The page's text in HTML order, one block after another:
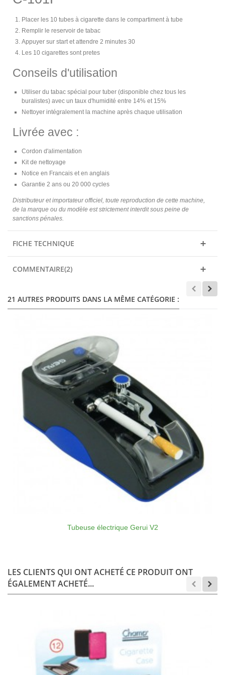
Placer les 10 tubes à cigarette dans le compartiment à tube
Remplir le reservoir de tabac
Appuyer sur start et attendre 2 minutes 30
Les 10 cigarettes sont pretes
Conseils d'utilisation
Utiliser du tabac spécial pour tuber (disponible chez tous les
buralistes) avec un taux d'humidité entre 14% et 15%
Nettoyer intégralement la machine après chaque utilisation
Livrée avec :
Cordon d'alimentation
Kit de nettoyage
Notice en Francais et en anglais
Garantie 2 ans ou 20 000 cycles
Distributeur et importateur officiel, toute reproduction de cette machine,
de la marque ou du modèle est strictement interdit sous peine de
sanctions pénales.
FICHE TECHNIQUE
COMMENTAIRE(2)
21 AUTRES PRODUITS DANS LA MÊME CATÉGORIE :
Tubeuse électrique Gerui V2
LES CLIENTS QUI ONT ACHETÉ CE PRODUIT ONT
ÉGALEMENT ACHETÉ...